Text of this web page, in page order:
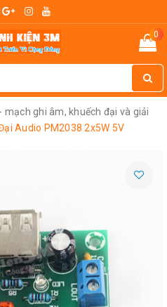
0
mạch ghi âm, khuếch đại và giải
Audio PM2038 2x5W 5V